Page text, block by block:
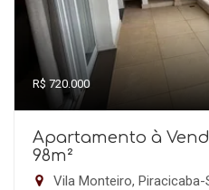
R$ 720.000
Apartamento à
98m²
Vila Monteiro, Piracicaba-